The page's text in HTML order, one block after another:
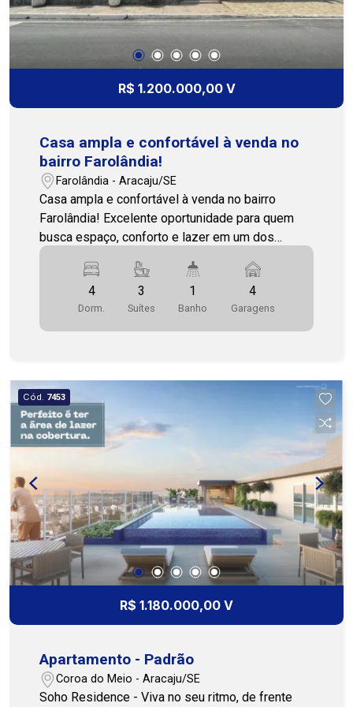
imóvel completo, pensado para quem valoriza
conforto, praticidade e qualidade de vida. Quer
conhecer de perto? Entre em contato e agende
sua visita! 79 3231-3231 COHAB PREMIUM
IMOBILIARIA PJ 208.
R$ 1.200.000,00 V
Casa ampla e confortável à venda no
bairro Farolândia!
Farolândia - Aracaju/SE
Casa ampla e confortável à venda no bairro
Farolândia! Excelente oportunidade para quem
busca espaço, conforto e lazer em um dos
bairros mais valorizados da região. O imóvel
conta com 4 quartos, sendo 3 suítes bem
distribuídas, garantindo privacidade e
comodidade para toda a família. Além disso,
dispõe de 1 banheiro social. A casa possui uma
proporciona um ambiente agradável para
momentos de descanso, enquanto o quintal
amplo oferece diversas possibilidades de uso.
Para quem valoriza lazer e praticidade, o imóvel
conta com piscina privativa, terraço perfeito para
confraternizações e um depósito para
organização extra. São 4 vagas de garagem,
oferecendo total comodidade e segurança. Uma
excelente opção para quem busca qualidade de
vida, espaço e um ambiente perfeito para
aproveitar bons momentos no dia a dia. Entre em
contato e agende sua visita. Cohab Premium
Imobiliária PJ 208 - (79) 3231-1010
4
Dorm.
3
Suítes
1
Banho
4
Garagens
Cód. 7453
R$ 1.180.000,00 V
Apartamento - Padrão
Coroa do Meio - Aracaju/SE
Soho Residence - Viva no seu ritmo, de frente